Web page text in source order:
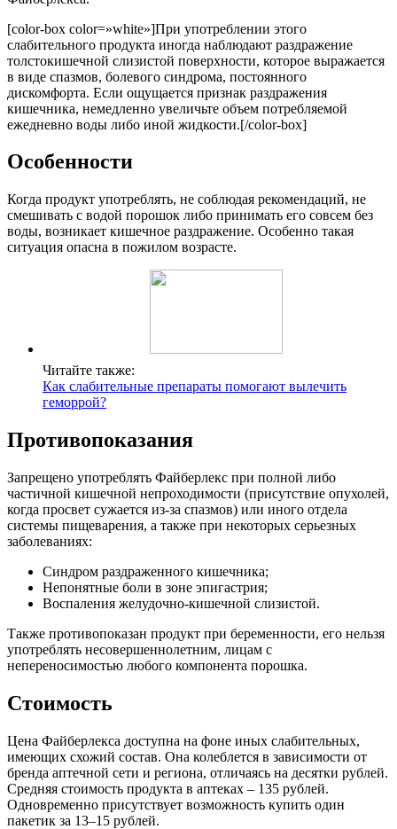
[color-box color=»white»]При употреблении этого
слабительного продукта иногда наблюдают раздражение
толстокишечной слизистой поверхности, которое выражается
в виде спазмов, болевого синдрома, постоянного
дискомфорта. Если ощущается признак раздражения
кишечника, немедленно увеличьте объем потребляемой
ежедневно воды либо иной жидкости.[/color-box]
Особенности
Когда продукт употреблять, не соблюдая рекомендаций, не
смешивать с водой порошок либо принимать его совсем без
воды, возникает кишечное раздражение. Особенно такая
ситуация опасна в пожилом возрасте.
Читайте также:
Как слабительные препараты помогают вылечить
геморрой?
Противопоказания
Запрещено употреблять Файберлекс при полной либо
частичной кишечной непроходимости (присутствие опухолей,
когда просвет сужается из-за спазмов) или иного отдела
системы пищеварения, а также при некоторых серьезных
заболеваниях:
Синдром раздраженного кишечника;
Непонятные боли в зоне эпигастрия;
Воспаления желудочно-кишечной слизистой.
Также противопоказан продукт при беременности, его нельзя
употреблять несовершеннолетним, лицам с
непереносимостью любого компонента порошка.
Стоимость
Цена Файберлекса доступна на фоне иных слабительных,
имеющих схожий состав. Она колеблется в зависимости от
бренда аптечной сети и региона, отличаясь на десятки рублей.
Средняя стоимость продукта в аптеках – 135 рублей.
Одновременно присутствует возможность купить один
пакетик за 13–15 рублей.